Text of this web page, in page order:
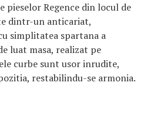
pieselor Regence din locul de
dintr-un anticariat,
simplitatea spartana a
luat masa, realizat pe
curbe sunt usor inrudite,
restabilindu-se armonia.